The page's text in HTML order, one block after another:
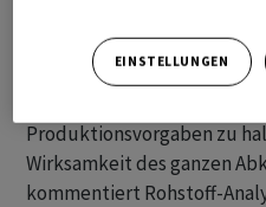
Länder dürfte zunehmen.
Überschreitung der
Produktionsvorgaben zu
Wirksamkeit des ganzen
kommentiert Rohstoff-
EINSTELLUNGEN